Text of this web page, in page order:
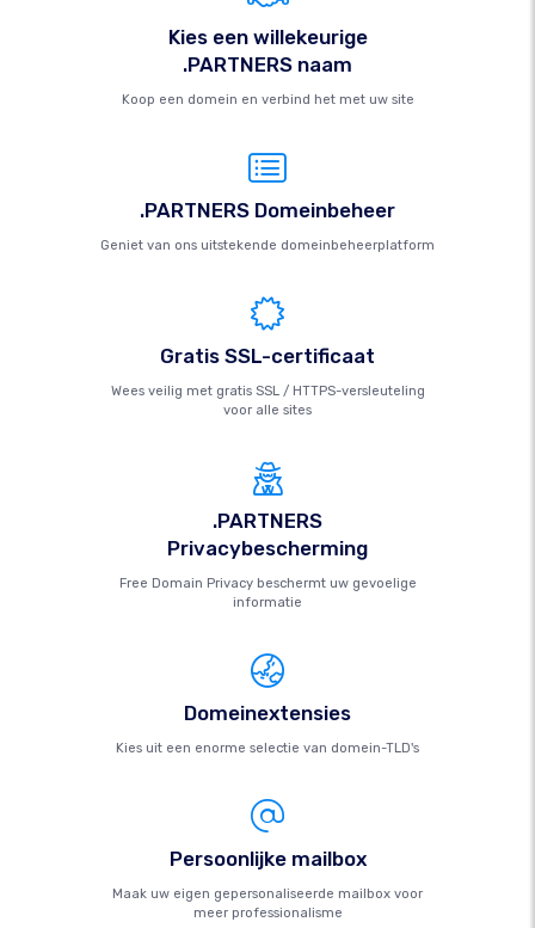
Kies een willekeurige
.PARTNERS naam
Koop een domein en verbind het met uw site
.PARTNERS Domeinbeheer
Geniet van ons uitstekende domeinbeheerplatform
Gratis SSL-certificaat
Wees veilig met gratis SSL / HTTPS-versleuteling
voor alle sites
.PARTNERS
Privacybescherming
Free Domain Privacy beschermt uw gevoelige
informatie
Domeinextensies
Kies uit een enorme selectie van domein-TLD's
Persoonlijke mailbox
Maak uw eigen gepersonaliseerde mailbox voor
meer professionalisme